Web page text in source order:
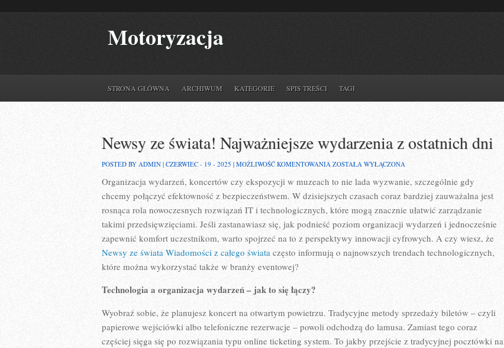
Motoryzacja
STRONA GŁÓWNA ARCHIWUM KATEGORIE SPIS TREŚCI TAGI
Newsy ze świata! Najważniejsze wydarzenia z ostatnich dni
POSTED BY ADMIN | CZERWIEC - 19 - 2025 | MOŻLIWOŚĆ KOMENTOWANIA NEWSY
ŚWIATA!
NAJWAŻNIEJSZE
WYDARZENIA
Z
OSTATNICH
DNI
ZOSTAŁA WYŁĄCZONA
Organizacja wydarzeń, koncertów czy ekspozycji w muzeach to nie lada wyzwanie, szczególnie gdy
chcemy połączyć efektowność z bezpieczeństwem. W dzisiejszych czasach coraz bardziej zauważalna jest
rosnąca rola nowoczesnych rozwiązań IT i technologicznych, które mogą znacznie ułatwić zarządzanie
takimi przedsięwzięciami. Jeśli zastanawiasz się, jak podnieść poziom organizacji wydarzeń i jednocześnie
zapewnić komfort uczestnikom, warto spojrzeć na to z perspektywy innowacji cyfrowych. A czy wiesz, że
Newsy ze świata Wiadomości z całego świata często informują o najnowszych trendach technologicznych,
które można wykorzystać także w branży eventowej?
Technologia a organizacja wydarzeń – jak to się łączy?
Wyobraź sobie, że planujesz koncert na otwartym powietrzu. Tradycyjne metody sprzedaży biletów – czyli
papierowe wejściówki albo telefoniczne rezerwacje – powoli odchodzą do lamusa. Zamiast tego coraz
częściej sięga się po rozwiązania typu online ticketing system. To jakby przejście z tradycyjnej pocztówki na